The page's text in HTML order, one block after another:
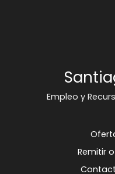
Empleo y
Remitir